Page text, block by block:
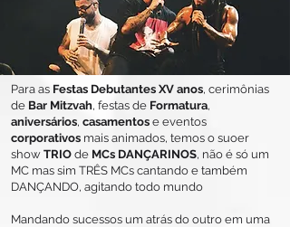
Para as Festas Debutantes XV anos, cerimônias
de Bar Mitzvah, festas de Formatura,
aniversários, casamentos e eventos
corporativos mais animados, temos o suoer
show TRIO de MCs DANÇARINOS, não é só um
MC mas sim TRÊS MCs cantando e também
DANÇANDO, agitando todo mundo
Mandando sucessos um atrás do outro em uma